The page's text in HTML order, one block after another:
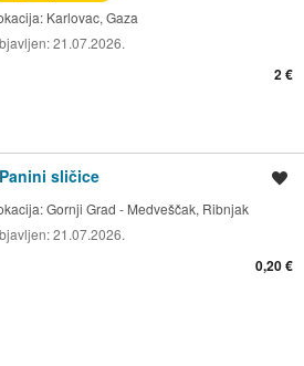
Karlovac, Gaza
21.07.2026.
2 €
sličice
Gornji Grad - Medveščak, Ribnjak
21.07.2026.
0,20 €